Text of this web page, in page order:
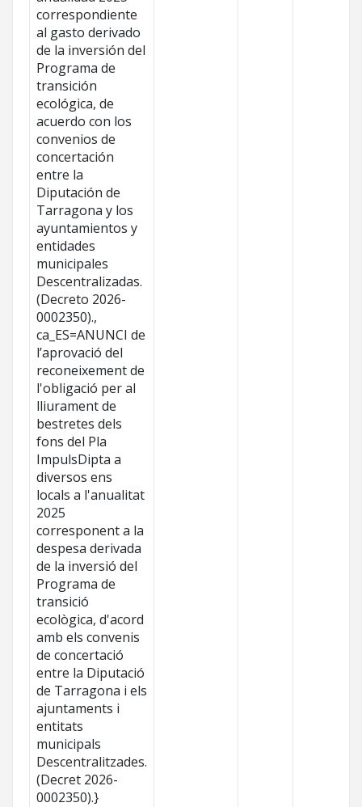
correspondiente
al gasto derivado
de la inversión del
Programa de
transición
ecológica, de
acuerdo con los
convenios de
concertación
entre la
Diputación de
Tarragona y los
ayuntamientos y
entidades
municipales
Descentralizadas.
(Decreto 2026-
0002350).,
ca_ES=ANUNCI de
l’aprovació del
reconeixement de
l'obligació per al
lliurament de
bestretes dels
fons del Pla
ImpulsDipta a
diversos ens
locals a l'anualitat
2025
corresponent a la
despesa derivada
de la inversió del
Programa de
transició
ecològica, d'acord
amb els convenis
de concertació
entre la Diputació
de Tarragona i els
ajuntaments i
entitats
municipals
Descentralitzades.
(Decret 2026-
0002350).}